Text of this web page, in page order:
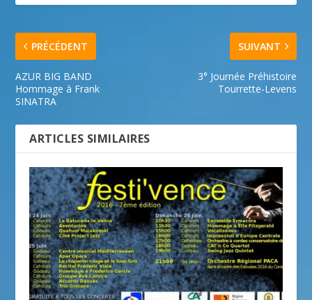
PRÉCÉDENT
AZUR BIG BAND
Hommage à Frank
SINATRA
SUIVANT
3° Journée Préhistoire
Tourrette-Levens
ARTICLES SIMILAIRES